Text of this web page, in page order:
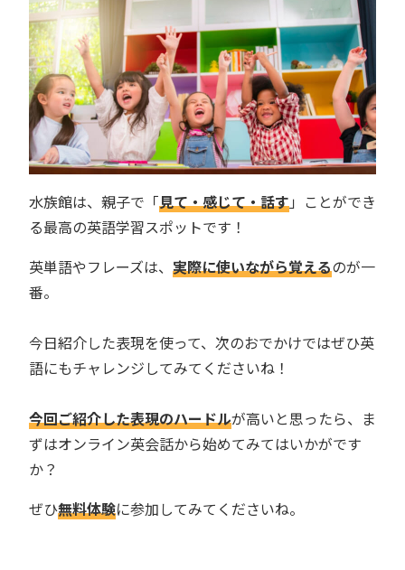
水族館は、親子で「見て・感じて・話す」ことができ
る最高の英語学習スポットです！
英単語やフレーズは、 実際に使いながら覚えるのが一
番。
今日紹介した表現を使って、次のおでかけではぜひ英
語にもチャレンジしてみてくださいね！
今回ご紹介した表現のハードルが高いと思ったら、ま
ずはオンライン英会話から始めてみてはいかがです
か？
ぜひ無料体験に参加してみてくださいね。